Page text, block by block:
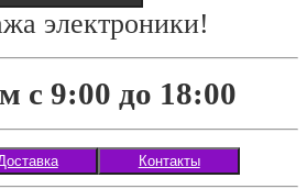
электроники!
с 9:00 до 18:00
Контакты